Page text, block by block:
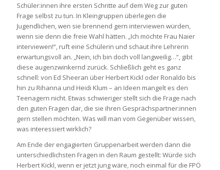
Schüler:innen ihre ersten Schritte auf dem Weg zur guten
Frage selbst zu tun. In Kleingruppen überlegen die
Jugendlichen, wen sie brennend gern interviewen würden,
wenn sie denn die freie Wahl hätten. „Ich möchte Frau Naier
interviewen!“, ruft eine Schülerin und schaut ihre Lehrerin
erwartungsvoll an. „Nein, ich bin doch voll langweilig…“, gibt
diese augenzwinkernd zurück. Schließlich geht es ganz
schnell: von Ed Sheeran über Herbert Kickl oder Ronaldo bis
hin zu Rihanna und Heidi Klum – an Ideen mangelt es den
Teenagern nicht. Etwas schwieriger stellt sich die Frage nach
den guten Fragen dar, die sie ihren Gesprächspartner:innen
gern stellen möchten. Was will man vom Gegenüber wissen,
was interessiert wirklich?
Am Ende der engagierten Gruppenarbeit werden dann die
unterschiedlichsten Fragen in den Raum gestellt: Würde sich
Herbert Kickl, wenn er jetzt jung wäre, noch einmal für die FPÖ